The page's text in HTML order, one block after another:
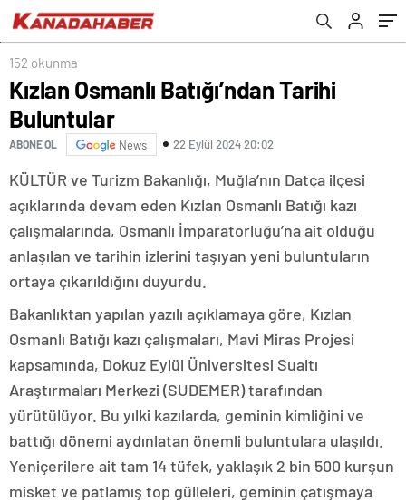
152 okunma
Kızlan Osmanlı Batığı’ndan Tarihi
Buluntular
ABONE OL News 22 Eylül 2024 20:02
KÜLTÜR ve Turizm Bakanlığı, Muğla’nın Datça ilçesi
açıklarında devam eden Kızlan Osmanlı Batığı kazı
çalışmalarında, Osmanlı İmparatorluğu’na ait olduğu
anlaşılan ve tarihin izlerini taşıyan yeni buluntuların
ortaya çıkarıldığını duyurdu.
Bakanlıktan yapılan yazılı açıklamaya göre, Kızlan
Osmanlı Batığı kazı çalışmaları, Mavi Miras Projesi
kapsamında, Dokuz Eylül Üniversitesi Sualtı
Araştırmaları Merkezi (SUDEMER) tarafından
yürütülüyor. Bu yılki kazılarda, geminin kimliğini ve
battığı dönemi aydınlatan önemli buluntulara ulaşıldı.
Yeniçerilere ait tam 14 tüfek, yaklaşık 2 bin 500 kurşun
misket ve patlamış top gülleleri, geminin çatışmaya